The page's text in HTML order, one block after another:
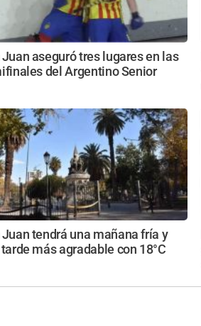
Juan aseguró tres lugares en las
del Argentino Senior
Juan tendrá una mañana fría y
más agradable con 18°C